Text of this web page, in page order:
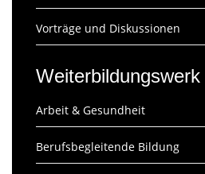
Vorträge und Diskussionen
Weiterbildungswerk
Arbeit & Gesundheit
Berufsbegleitende Bildung